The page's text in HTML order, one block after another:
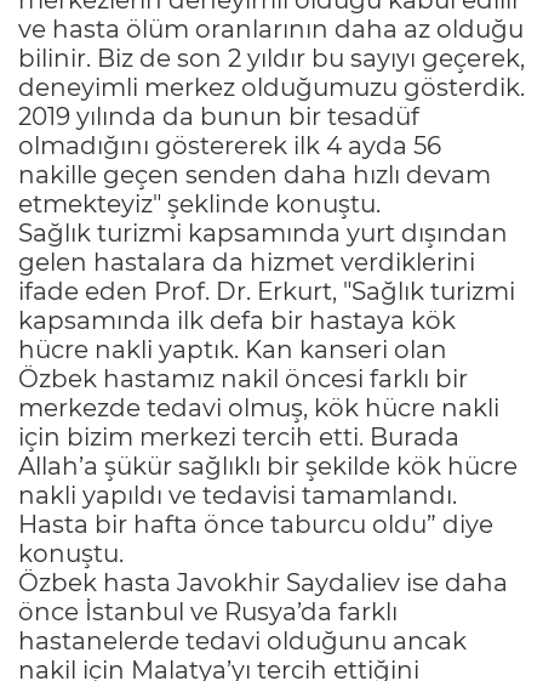
ve hasta ölüm oranlarının daha az olduğu
bilinir. Biz de son 2 yıldır bu sayıyı geçerek,
deneyimli merkez olduğumuzu gösterdik.
2019 yılında da bunun bir tesadüf
olmadığını göstererek ilk 4 ayda 56
nakille geçen senden daha hızlı devam
etmekteyiz" şeklinde konuştu.
Sağlık turizmi kapsamında yurt dışından
gelen hastalara da hizmet verdiklerini
ifade eden Prof. Dr. Erkurt, "Sağlık turizmi
kapsamında ilk defa bir hastaya kök
hücre nakli yaptık. Kan kanseri olan
Özbek hastamız nakil öncesi farklı bir
merkezde tedavi olmuş, kök hücre nakli
için bizim merkezi tercih etti. Burada
Allah’a şükür sağlıklı bir şekilde kök hücre
nakli yapıldı ve tedavisi tamamlandı.
Hasta bir hafta önce taburcu oldu” diye
konuştu.
Özbek hasta Javokhir Saydaliev ise daha
önce İstanbul ve Rusya’da farklı
hastanelerde tedavi olduğunu ancak
nakil için Malatya’yı tercih ettiğini